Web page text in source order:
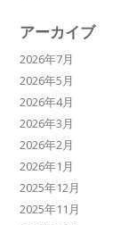
アーカイブ
2026年7月
2026年5月
2026年4月
2026年3月
2026年2月
2026年1月
2025年12月
2025年11月